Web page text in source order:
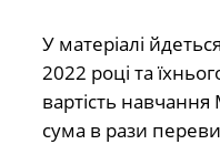
У матеріалі
2022 році та
вартість
сума в рази